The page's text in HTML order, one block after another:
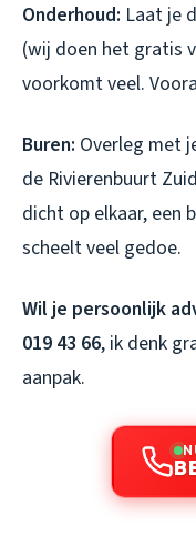
Onderhoud: Laat je
(wij doen het gratis
voorkomt veel.
Buren: Overleg met
de Rivierenbuurt
dicht op elkaar, een
scheelt veel gedoe.
Wil je persoonlijk
019 43 66, ik denk
aanpak.